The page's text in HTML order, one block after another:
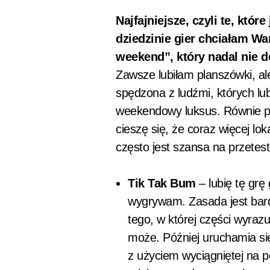
Najfajniejsze, czyli te,
dziedzinie gier chciałam
weekend”, który nadal nie
Zawsze lubiłam planszówki,
spędzona z ludźmi, których
weekendowy luksus. Równie
cieszę się, że coraz więcej
często jest szansa na
Tik Tak Bum – lubię tę grę
wygrywam. Zasada jest
tego, w której części
może. Później uruchamia
z użyciem wyciągniętej na